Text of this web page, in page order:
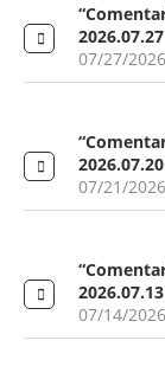
2026.07.27
07/27/2026
2026.07.20
07/21/2026
2026.07.13
07/14/2026